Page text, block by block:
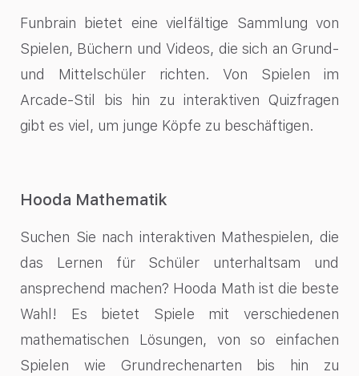
Funbrain bietet eine vielfältige Sammlung von
Spielen, Büchern und Videos, die sich an Grund-
und Mittelschüler richten. Von Spielen im
Arcade-Stil bis hin zu interaktiven Quizfragen
gibt es viel, um junge Köpfe zu beschäftigen.
Hooda Mathematik
Suchen Sie nach interaktiven Mathespielen, die
das Lernen für Schüler unterhaltsam und
ansprechend machen? Hooda Math ist die beste
Wahl! Es bietet Spiele mit verschiedenen
mathematischen Lösungen, von so einfachen
Spielen wie Grundrechenarten bis hin zu